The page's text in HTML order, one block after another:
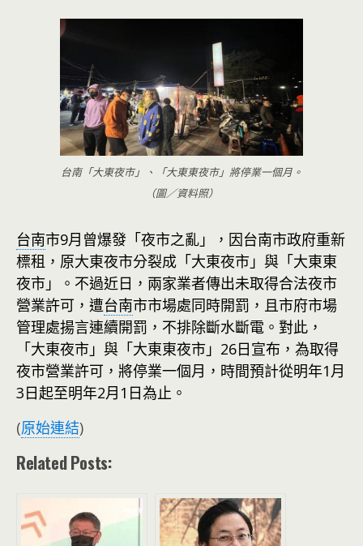
台南「大東夜市」、「大東東夜市」將停業一個月。
（圖／資料照）
台南市9月曾爆發「夜市之亂」，因台南市政府重新
標租，原大東夜市分裂成「大東夜市」與「大東東
夜市」。不過近日，兩家業者傳出未取得合法夜市
營業許可，遭台南市市場處同時開罰，且市府市場
管理處揚言連續開罰，不排除斷水斷電。對此，
「大東夜市」與「大東東夜市」26日宣布，為取得
夜市營業許可，將停業一個月，時間預計從明年1月
3日起至明年2月1日為止。
(原始連結)
Related Posts: